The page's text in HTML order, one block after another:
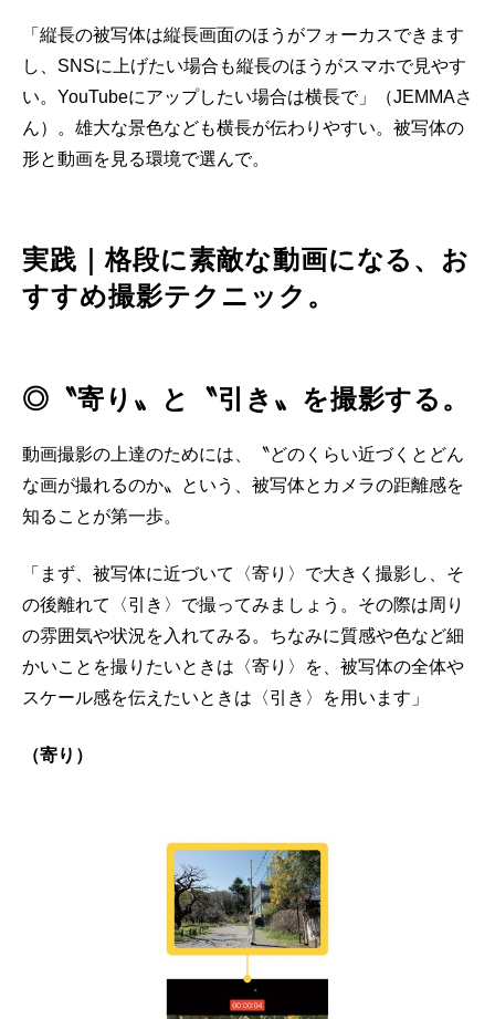
「縦長の被写体は縦長画面のほうがフォーカスできます
し、SNSに上げたい場合も縦長のほうがスマホで見やす
い。YouTubeにアップしたい場合は横長で」（JEMMAさ
ん）。雄大な景色なども横長が伝わりやすい。被写体の
形と動画を見る環境で選んで。
実践｜格段に素敵な動画になる、お
すすめ撮影テクニック。
◎〝寄り〟と〝引き〟を撮影する。
動画撮影の上達のためには、〝どのくらい近づくとどん
な画が撮れるのか〟という、被写体とカメラの距離感を
知ることが第一歩。
「まず、被写体に近づいて〈寄り〉で大きく撮影し、そ
の後離れて〈引き〉で撮ってみましょう。その際は周り
の雰囲気や状況を入れてみる。ちなみに質感や色など細
かいことを撮りたいときは〈寄り〉を、被写体の全体や
スケール感を伝えたいときは〈引き〉を用います」
（寄り）